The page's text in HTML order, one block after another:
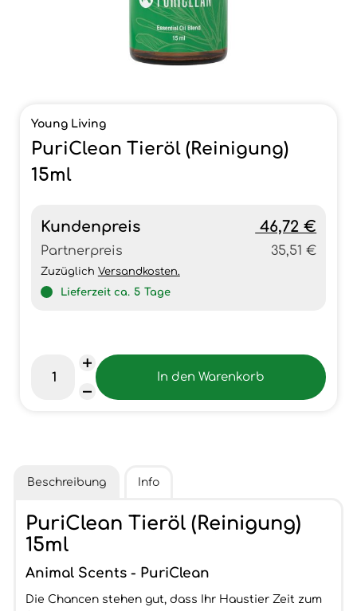
Young Living
PuriClean Tieröl (Reinigung)
15ml
Kundenpreis 46,72 €
Partnerpreis 35,51 €
Zuzüglich Versandkosten.
Lieferzeit ca. 5 Tage
Beschreibung Info
PuriClean Tieröl (Reinigung)
15ml
Animal Scents - PuriClean
Die Chancen stehen gut, dass Ihr Haustier Zeit zum